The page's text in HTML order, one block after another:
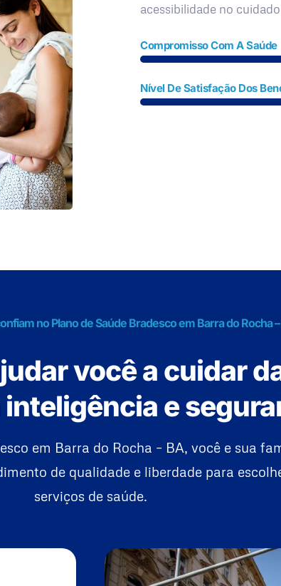
acessibilidade no
Compromisso Com A Saúde
Nível De Satisfação Dos
no Plano de Saúde Bradesco em Barra do Rocha
você a cuidar
e
em Barra do Rocha – BA, você e sua
de qualidade e liberdade para
serviços de saúde.